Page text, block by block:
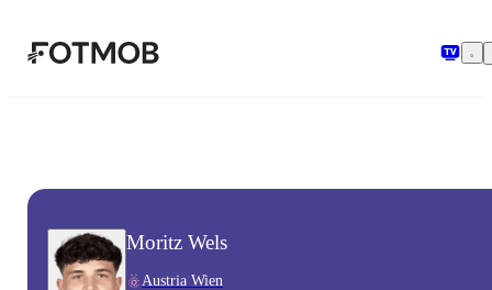
跳转到主要内容
Moritz Wels
Austria Wien